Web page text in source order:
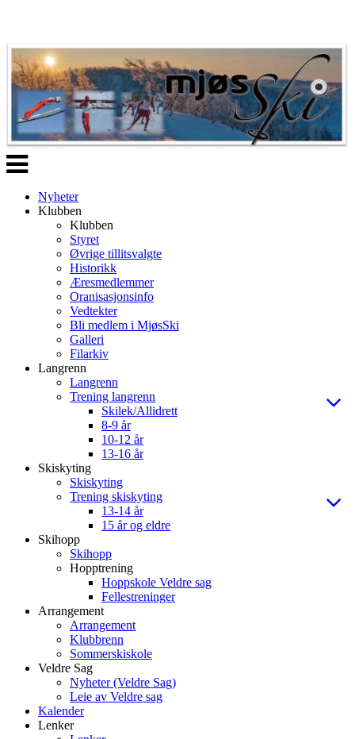
Veksle
navigasjon
Nyheter
Klubben
Klubben
Styret
Øvrige tillitsvalgte
Historikk
Æresmedlemmer
Oranisasjonsinfo
Vedtekter
Bli medlem i MjøsSki
Galleri
Filarkiv
Langrenn
Langrenn
Trening langrenn
Skilek/Allidrett
8-9 år
10-12 år
13-16 år
Skiskyting
Skiskyting
Trening skiskyting
13-14 år
15 år og eldre
Skihopp
Skihopp
Hopptrening
Hoppskole Veldre sag
Fellestreninger
Arrangement
Arrangement
Klubbrenn
Sommerskiskole
Veldre Sag
Nyheter (Veldre Sag)
Leie av Veldre sag
Kalender
Lenker